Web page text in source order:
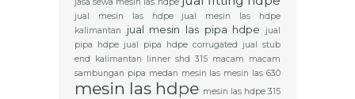
jual mesin las hdpe
jual mesin las hdpe
kalimantan
jual mesin las pipa hdpe
jual
pipa hdpe jual pipa hdpe corrugated
jual stub
end
kalimantan linner shd 315 macam macam
sambungan pipa medan mesin las mesin las 630
mesin las hdpe mesin las hdpe 315